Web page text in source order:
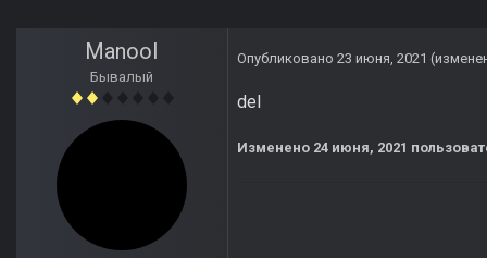
Manool
Бывалый
Опубликовано 23 июня, 2021
del
Изменено 24 июня, 2021